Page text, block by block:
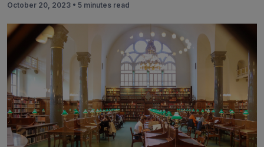
October 20, 2023 • 5 minutes read